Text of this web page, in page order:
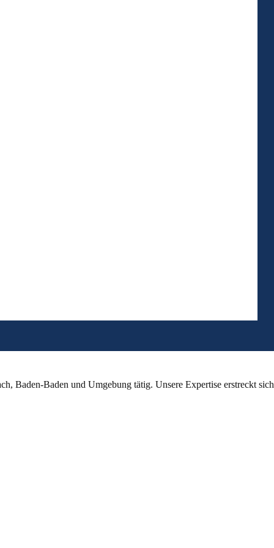
Baden-Baden und Umgebung tätig. Unsere Expertise erstreckt sich